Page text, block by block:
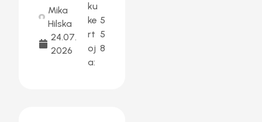
Mika
Hilska
24.07.
2026
ku
ke
rt
oj
a:
5
5
8